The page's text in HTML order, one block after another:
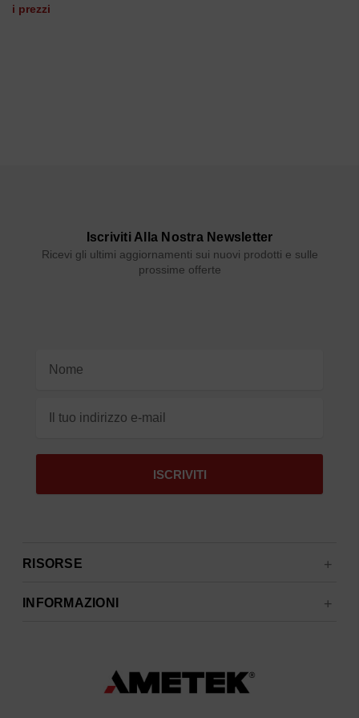
i prezzi
Iscriviti Alla Nostra Newsletter
Ricevi gli ultimi aggiornamenti sui nuovi prodotti e sulle
prossime offerte
RISORSE
INFORMAZIONI